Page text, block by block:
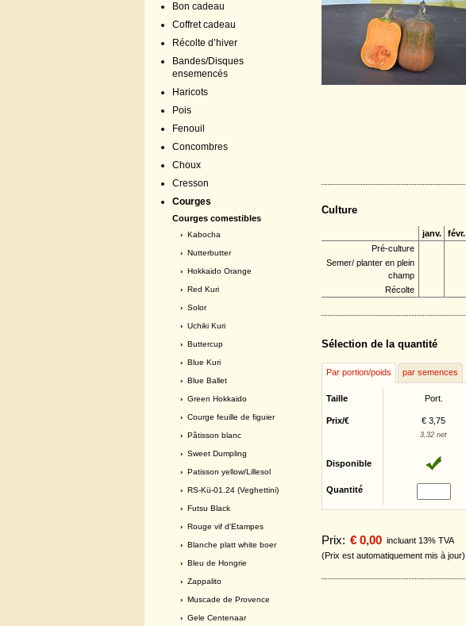
Bon cadeau
Coffret cadeau
Récolte d’hiver
Bandes/Disques
ensemencés
Haricots
Pois
Fenouil
Concombres
Choux
Cresson
Courges
Courges comestibles
› Kabocha
› Nutterbutter
› Hokkaido Orange
› Red Kuri
› Solor
› Uchiki Kuri
› Buttercup
› Blue Kuri
› Blue Ballet
› Green Hokkaido
› Courge feuille de figuier
› Pâtisson blanc
› Sweet Dumpling
› Patisson yellow/Lillesol
› RS-Kü-01.24 (Veghettini)
› Futsu Black
› Rouge vif d'Etampes
› Blanche platt white boer
› Bleu de Hongrie
› Zappalito
› Muscade de Provence
› Gele Centenaar
Culture
janv. févr.
Pré-culture
Semer/ planter en plein
champ
Récolte
Sélection de la quantité
Par portion/poids par semences
Taille Port.
Prix/€ € 3,75
3,32 net
Disponible
Quantité
Prix: € 0,00 incluant 13% TVA
(Prix est automatiquement mis à jour)